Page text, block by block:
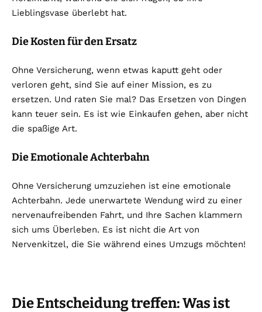
Lieblingsvase überlebt hat.
Die Kosten für den Ersatz
Ohne Versicherung, wenn etwas kaputt geht oder
verloren geht, sind Sie auf einer Mission, es zu
ersetzen. Und raten Sie mal? Das Ersetzen von Dingen
kann teuer sein. Es ist wie Einkaufen gehen, aber nicht
die spaßige Art.
Die Emotionale Achterbahn
Ohne Versicherung umzuziehen ist eine emotionale
Achterbahn. Jede unerwartete Wendung wird zu einer
nervenaufreibenden Fahrt, und Ihre Sachen klammern
sich ums Überleben. Es ist nicht die Art von
Nervenkitzel, die Sie während eines Umzugs möchten!
Die Entscheidung treffen: Was ist